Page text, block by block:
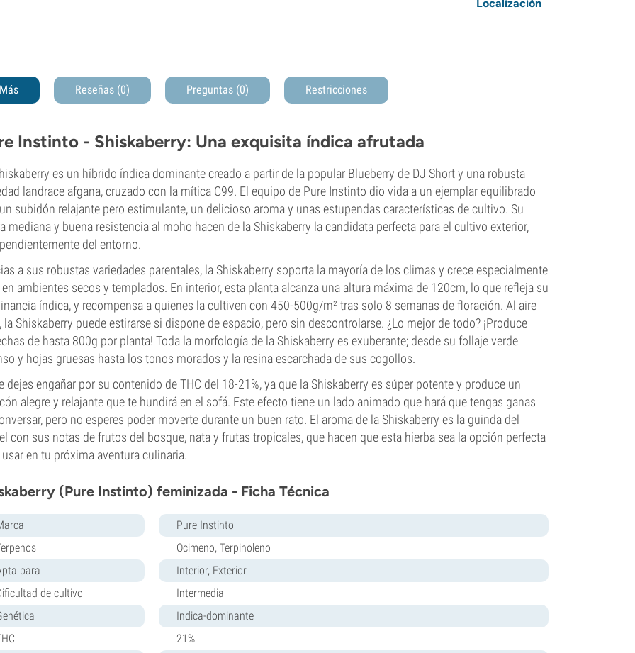
Localización
Más Reseñas (0) Preguntas (0) Restricciones
Instinto - Shiskaberry: Una exquisita índica afrutada
es un híbrido índica dominante creado a partir de la popular Blueberry de DJ Short y una robusta
landrace afgana, cruzado con la mítica C99. El equipo de Pure Instinto dio vida a un ejemplar equilibrado
subidón relajante pero estimulante, un delicioso aroma y unas estupendas características de cultivo. Su
mediana y buena resistencia al moho hacen de la Shiskaberry la candidata perfecta para el cultivo exterior,
del entorno.
a sus robustas variedades parentales, la Shiskaberry soporta la mayoría de los climas y crece especialmente
ambientes secos y templados. En interior, esta planta alcanza una altura máxima de 120cm, lo que refleja su
índica, y recompensa a quienes la cultiven con 450-500g/m² tras solo 8 semanas de floración. Al aire
la Shiskaberry puede estirarse si dispone de espacio, pero sin descontrolarse. ¿Lo mejor de todo? ¡Produce
de hasta 800g por planta! Toda la morfología de la Shiskaberry es exuberante; desde su follaje verde
y hojas gruesas hasta los tonos morados y la resina escarchada de sus cogollos.
dejes engañar por su contenido de THC del 18-21%, ya que la Shiskaberry es súper potente y produce un
alegre y relajante que te hundirá en el sofá. Este efecto tiene un lado animado que hará que tengas ganas
pero no esperes poder moverte durante un buen rato. El aroma de la Shiskaberry es la guinda del
con sus notas de frutos del bosque, nata y frutas tropicales, que hacen que esta hierba sea la opción perfecta
usar en tu próxima aventura culinaria.
(Pure Instinto) feminizada - Ficha Técnica
Pure Instinto
Ocimeno, Terpinoleno
para
Interior, Exterior
de cultivo
Intermedia
Indica-dominante
21%